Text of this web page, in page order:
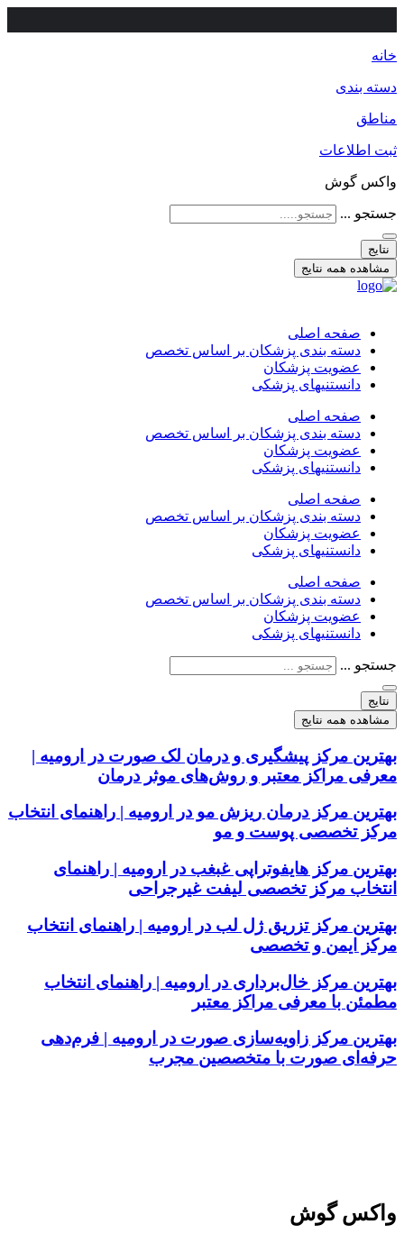
خانه
دسته بندی
مناطق
ثبت اطلاعات
واکس گوش
جستجو ...
نتایج
مشاهده همه نتایج
صفحه اصلی
دسته بندی پزشکان بر اساس تخصص
عضویت پزشکان
دانستنیهای پزشکی
صفحه اصلی
دسته بندی پزشکان بر اساس تخصص
عضویت پزشکان
دانستنیهای پزشکی
صفحه اصلی
دسته بندی پزشکان بر اساس تخصص
عضویت پزشکان
دانستنیهای پزشکی
صفحه اصلی
دسته بندی پزشکان بر اساس تخصص
عضویت پزشکان
دانستنیهای پزشکی
جستجو ...
نتایج
مشاهده همه نتایج
بهترین مرکز پیشگیری و درمان لک صورت در ارومیه |
معرفی مراکز معتبر و روش‌های موثر درمان
بهترین مرکز درمان ریزش مو در ارومیه | راهنمای انتخاب
مرکز تخصصی پوست و مو
بهترین مرکز هایفوتراپی غبغب در ارومیه | راهنمای
انتخاب مرکز تخصصی لیفت غیرجراحی
بهترین مرکز تزریق ژل لب در ارومیه | راهنمای انتخاب
مرکز ایمن و تخصصی
بهترین مرکز خال‌برداری در ارومیه | راهنمای انتخاب
مطمئن با معرفی مراکز معتبر
بهترین مرکز زاویه‌سازی صورت در ارومیه | فرم‌دهی
حرفه‌ای صورت با متخصصین مجرب
واکس گوش